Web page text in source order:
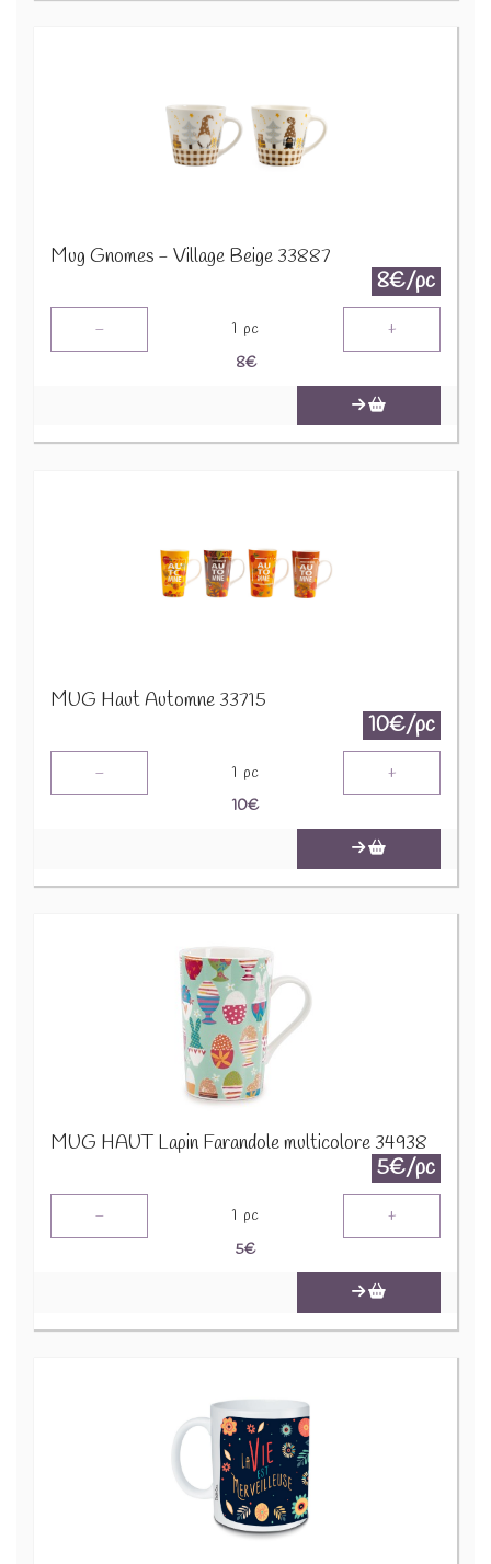
Mug Gnomes - Village Beige 33887
8€/pc
- 1 pc +
8€
MUG Haut Automne 33715
10€/pc
- 1 pc +
10€
MUG HAUT Lapin Farandole multicolore 34938
5€/pc
- 1 pc +
5€